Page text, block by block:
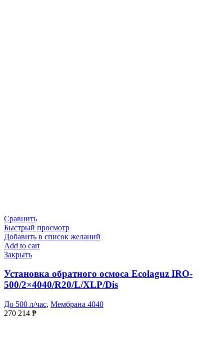
Сравнить
Быстрый просмотр
Добавить в список желаний
Add to cart
Закрыть
Установка обратного осмоса Ecolaguz IRO-
500/2×4040/R20/L/XLP/Dis
До 500 л/час, Мембрана 4040
270 214 ₱